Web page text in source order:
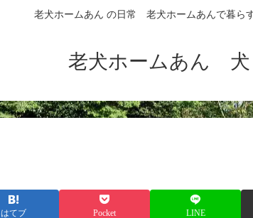
老犬ホームあん の日常 老犬ホームあんで暮ら
老犬ホームあん 犬
はてブ Pocket LINE